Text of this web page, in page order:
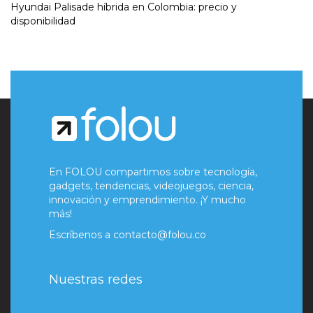
Hyundai Palisade híbrida en Colombia: precio y
disponibilidad
En FOLOU compartimos sobre tecnología,
gadgets, tendencias, videojuegos, ciencia,
innovación y emprendimiento. ¡Y mucho
más!
Escríbenos a contacto@folou.co
Nuestras redes